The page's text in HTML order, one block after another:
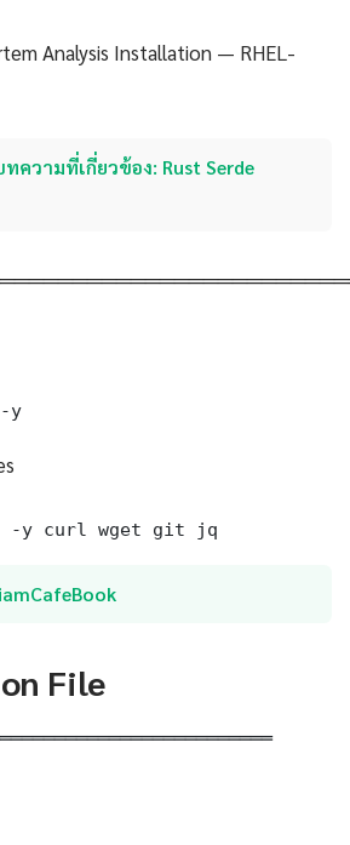
Analysis Installation — RHEL-
ทความที่เกี่ยวข้อง: Rust Serde
y
-y curl wget git jq
File